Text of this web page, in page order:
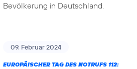
Bevölkerung in Deutschland.
09. Februar 2024
EUROPÄISCHER TAG DES NOTRUFS 112: